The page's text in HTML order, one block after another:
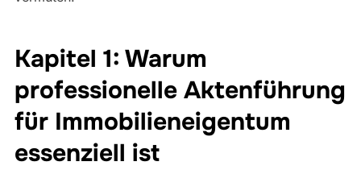
Kapitel 1: Warum
professionelle Aktenführung
für Immobilieneigentum
essenziell ist